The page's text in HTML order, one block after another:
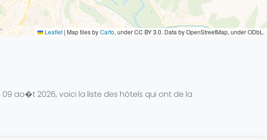
Leaflet | Map tiles byCarto, under CC BY 3.0. Data by OpenStreetMap, under ODbL.
ao�t 2026, voici la liste des hôtels qui ont de la